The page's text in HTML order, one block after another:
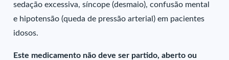
sedação excessiva, síncope (desmaio), confusão mental
e hipotensão (queda de pressão arterial) em pacientes
idosos.
Este medicamento não deve ser partido, aberto ou